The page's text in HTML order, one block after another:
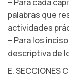
palabras que
actividades
– Para los
descriptiva de
E. SECCIONES